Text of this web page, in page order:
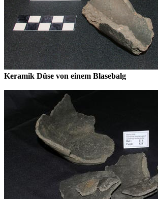
Keramik Düse von einem Blasebalg